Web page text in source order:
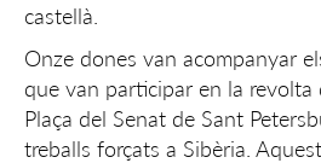
castellà.
Onze dones van acompanyar
que van participar en la revolta
Plaça del Senat de Sant
treballs forçats a Sibèria.